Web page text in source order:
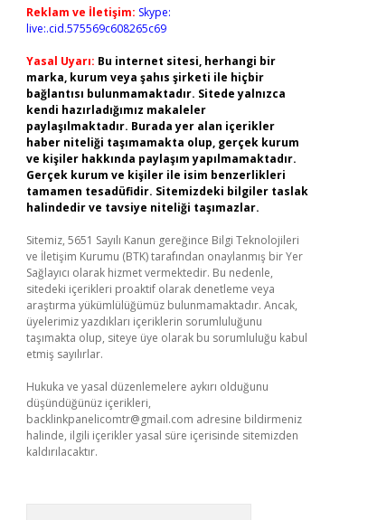
Reklam ve İletişim: Skype:
live:.cid.575569c608265c69
Yasal Uyarı: Bu internet sitesi, herhangi bir
marka, kurum veya şahıs şirketi ile hiçbir
bağlantısı bulunmamaktadır. Sitede yalnızca
kendi hazırladığımız makaleler
paylaşılmaktadır. Burada yer alan içerikler
haber niteliği taşımamakta olup, gerçek kurum
ve kişiler hakkında paylaşım yapılmamaktadır.
Gerçek kurum ve kişiler ile isim benzerlikleri
tamamen tesadüfidir. Sitemizdeki bilgiler taslak
halindedir ve tavsiye niteliği taşımazlar.
Sitemiz, 5651 Sayılı Kanun gereğince Bilgi Teknolojileri
ve İletişim Kurumu (BTK) tarafından onaylanmış bir Yer
Sağlayıcı olarak hizmet vermektedir. Bu nedenle,
sitedeki içerikleri proaktif olarak denetleme veya
araştırma yükümlülüğümüz bulunmamaktadır. Ancak,
üyelerimiz yazdıkları içeriklerin sorumluluğunu
taşımakta olup, siteye üye olarak bu sorumluluğu kabul
etmiş sayılırlar.
Hukuka ve yasal düzenlemelere aykırı olduğunu
düşündüğünüz içerikleri,
backlinkpanelicomtr@gmail.com adresine bildirmeniz
halinde, ilgili içerikler yasal süre içerisinde sitemizden
kaldırılacaktır.